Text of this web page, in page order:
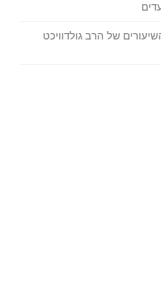
של הרב גולדוויכט